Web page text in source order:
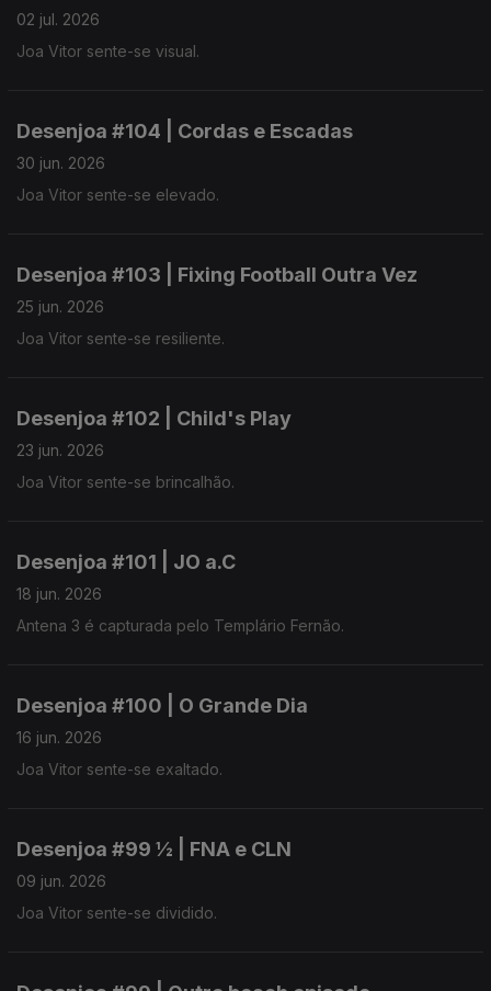
02 jul. 2026
Joa Vitor sente-se visual.
Desenjoa #104 | Cordas e Escadas
30 jun. 2026
Joa Vitor sente-se elevado.
Desenjoa #103 | Fixing Football Outra Vez
25 jun. 2026
Joa Vitor sente-se resiliente.
Desenjoa #102 | Child's Play
23 jun. 2026
Joa Vitor sente-se brincalhão.
Desenjoa #101 | JO a.C
18 jun. 2026
Antena 3 é capturada pelo Templário Fernão.
Desenjoa #100 | O Grande Dia
16 jun. 2026
Joa Vitor sente-se exaltado.
Desenjoa #99 ½ | FNA e CLN
09 jun. 2026
Joa Vitor sente-se dividido.